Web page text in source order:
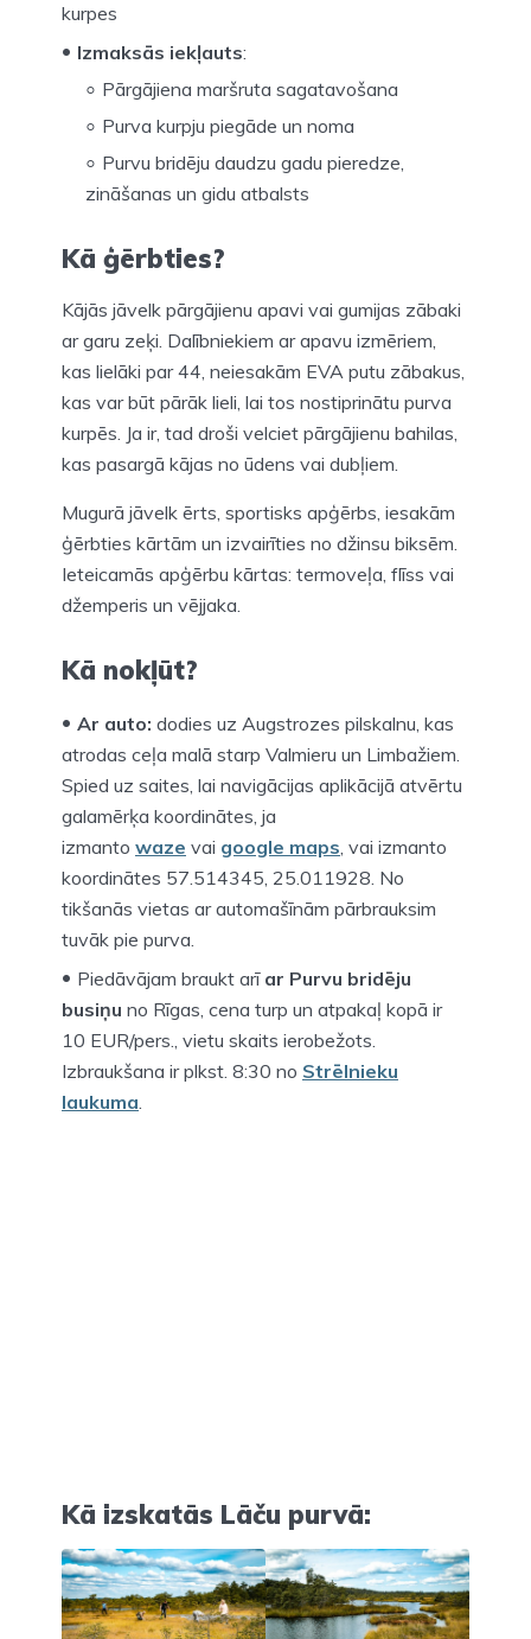
kurpes
Izmaksās iekļauts:
Pārgājiena maršruta sagatavošana
Purva kurpju piegāde un noma
Purvu bridēju daudzu gadu pieredze,
zināšanas un gidu atbalsts
Kā ģērbties?
Kājās jāvelk pārgājienu apavi vai gumijas zābaki
ar garu zeķi. Dalībniekiem ar apavu izmēriem,
kas lielāki par 44, neiesakām EVA putu zābakus,
kas var būt pārāk lieli, lai tos nostiprinātu purva
kurpēs. Ja ir, tad droši velciet pārgājienu bahilas,
kas pasargā kājas no ūdens vai dubļiem.
Mugurā jāvelk ērts, sportisks apģērbs, iesakām
ģērbties kārtām un izvairīties no džinsu biksēm.
Ieteicamās apģērbu kārtas: termoveļa, flīss vai
džemperis un vējjaka.
Kā nokļūt?
Ar auto: dodies uz Augstrozes pilskalnu, kas
atrodas ceļa malā starp Valmieru un Limbažiem.
Spied uz saites, lai navigācijas aplikācijā atvērtu
galamērķa koordinātes, ja
izmanto waze vai google maps , vai izmanto
koordinātes 57.514345, 25.011928. No
tikšanās vietas ar automašīnām pārbrauksim
tuvāk pie purva.
Piedāvājam braukt arī ar Purvu bridēju
busiņu no Rīgas, cena turp un atpakaļ kopā ir
10 EUR/pers., vietu skaits ierobežots.
Izbraukšana ir plkst. 8:30 no Strēlnieku
laukuma
Kā izskatās Lāču purvā: